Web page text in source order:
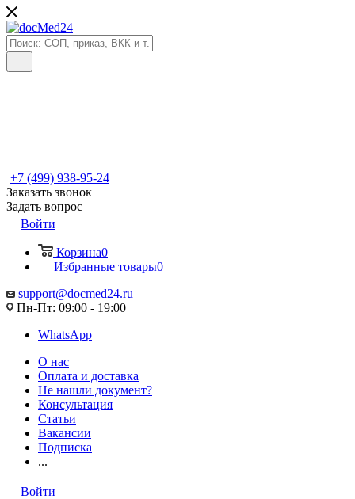
+7 (499) 938-95-24
Заказать звонок
Задать вопрос
Войти
Корзина0
Избранные товары0
support@docmed24.ru
Пн-Пт: 09:00 - 19:00
WhatsApp
О нас
Оплата и доставка
Не нашли документ?
Консультация
Статьи
Вакансии
Подписка
...
Войти